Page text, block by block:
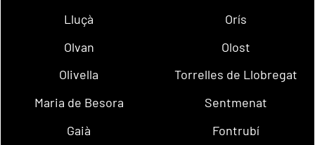
Lluçà
Orís
Olvan
Olost
Olivella
Torrelles de Llobregat
Maria de Besora
Sentmenat
Gaià
Fontrubí